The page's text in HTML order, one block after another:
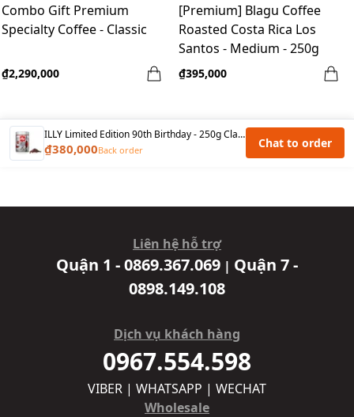
Combo Gift Premium
Specialty Coffee - Classic
₫2,290,000
[Premium] Blagu Coffee
Roasted Costa Rica Los
Santos - Medium - 250g
₫395,000
ILLY Limited Edition 90th Birthday - 250g Classico Roast Beans
₫380,000Back order Chat to order
Liên hệ hỗ trợ
Quận 1 - 0869.367.069 | Quận 7 -
0898.149.108
Dịch vụ khách hàng
0967.554.598
VIBER | WHATSAPP | WECHAT
Wholesale